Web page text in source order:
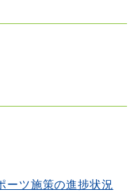
ーツ施策の進捗状況